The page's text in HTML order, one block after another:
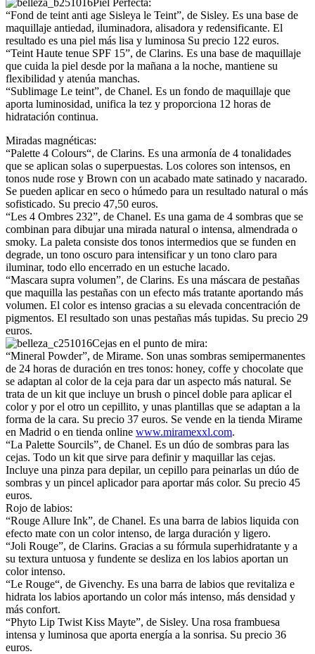
“Fond de teint anti age Sisleya le Teint”, de Sisley. Es una base de
maquillaje antiedad, iluminadora, alisadora y redensificante. El
resultado es una piel más lisa y luminosa Su precio 122 euros.
“Teint Haute tenue SPF 15”, de Clarins. Es una base de maquillaje
que cuida la piel desde por la mañana a la noche, mantiene su
flexibilidad y atenúa manchas.
“Sublimage Le teint”, de Chanel. Es un fondo de maquillaje que
aporta luminosidad, unifica la tez y proporciona 12 horas de
hidratación continua.
Miradas magnéticas:
“Palette 4 Colours“, de Clarins. Es una armonía de 4 tonalidades
que se aplican solas o superpuestas. Los colores son intensos, en
tonos nude rose y Brown con un acabado mate satinado y nacarado.
Se pueden aplicar en seco o húmedo para un resultado natural o más
sofisticado. Su precio 47,50 euros.
“Les 4 Ombres 232”, de Chanel. Es una gama de 4 sombras que se
combinan para dibujar una mirada natural o intensa, almendrada o
smoky. La paleta consiste dos tonos intermedios que se funden en
degrade, un tono oscuro para intensificar y un tono claro para
iluminar, todo ello encerrado en un estuche lacado.
“Mascara supra volumen”, de Clarins. Es una máscara de pestañas
que maquilla las pestañas con un efecto más tratante aportando más
volumen. El color es intenso gracias a su elevada concentración de
pigmentos. El resultado son unas pestañas más tupidas. Su precio 29
euros.
Cejas en el punto de mira:
“Mineral Powder”, de Mirame. Son unas sombras semipermanentes
de 24 horas de duración en tres tonos: honey, coffe y chocolate que
se adaptan al color de la ceja para dar un aspecto más natural. Se
trata de un kit que incluye un brush o pincel doble para aplicar el
color y por el otro un cepillito, y unas plantillas que se adaptan a la
forma de la cara. Su precio 37 euros. Se vende en la tienda Mirame
en Madrid o en tienda online www.miramexxl.com.
“La Palette Sourcils”, de Chanel. Es un dúo de sombras para las
cejas. Todo un kit que sirve para definir y maquillar las cejas.
Incluye una pinza para depilar, un cepillo para peinarlas un dúo de
sombras y un pincel aplicador para aportar más color. Su precio 45
euros.
Rojo de labios:
“Rouge Allure Ink”, de Chanel. Es una barra de labios liquida con
efecto mate con un color intenso, de larga duración y ligero.
“Joli Rouge”, de Clarins. Gracias a su fórmula superhidratante y a
su textura untuosa y fundente se desliza en los labios aportan un
color intenso.
“Le Rouge“, de Givenchy. Es una barra de labios que revitaliza e
hidrata los labios aportando un color más intenso, más densidad y
más confort.
“Phyto Lip Twist Kiss Mayte”, de Sisley. Una rosa frambuesa
intensa y luminosa que aporta energía a la sonrisa. Su precio 36
euros.